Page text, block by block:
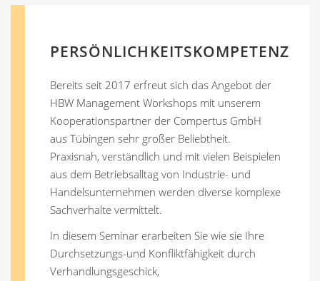
PERSÖNLICHKEITSKOMPETENZ
Bereits seit 2017 erfreut sich das Angebot der
HBW Management Workshops mit unserem
Kooperationspartner der Compertus GmbH
aus Tübingen sehr großer Beliebtheit.
Praxisnah, verständlich und mit vielen Beispielen
aus dem Betriebsalltag von Industrie- und
Handelsunternehmen werden diverse komplexe
Sachverhalte vermittelt.
In diesem Seminar erarbeiten Sie wie sie Ihre
Durchsetzungs-und Konfliktfähigkeit durch
Verhandlungsgeschick,